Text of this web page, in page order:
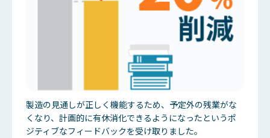
製造の見通しが正しく機能するため、予定外の残業がな
くなり、計画的に有休消化できるようになったというポ
ジティブなフィードバックを受け取りました。